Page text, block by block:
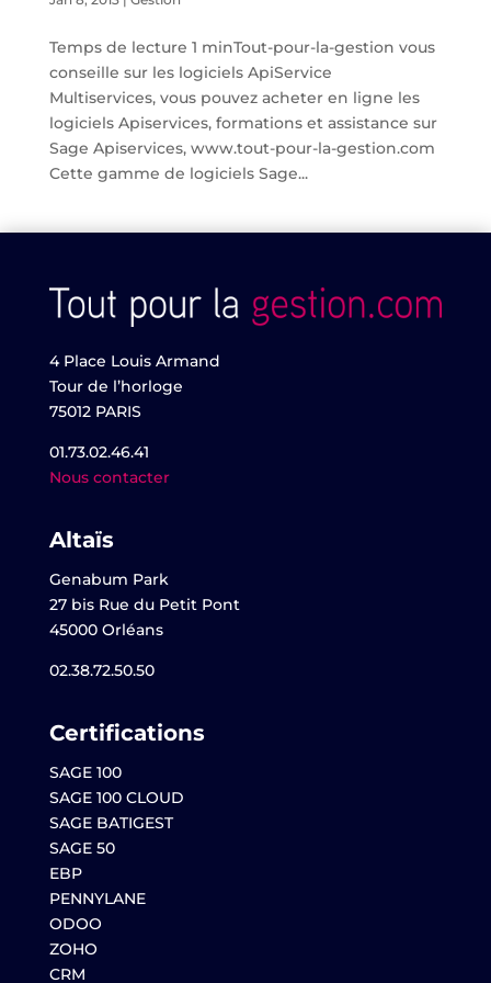
Temps de lecture 1 minTout-pour-la-gestion vous
conseille sur les logiciels ApiService
Multiservices, vous pouvez acheter en ligne les
logiciels Apiservices, formations et assistance sur
Sage Apiservices, www.tout-pour-la-gestion.com
Cette gamme de logiciels Sage...
4 Place Louis Armand
Tour de l’horloge
75012 PARIS
01.73.02.46.41
Nous contacter
Altaïs
Genabum Park
27 bis Rue du Petit Pont
45000 Orléans
02.38.72.50.50
Certifications
SAGE 100
SAGE 100 CLOUD
SAGE BATIGEST
SAGE 50
EBP
PENNYLANE
ODOO
ZOHO
CRM